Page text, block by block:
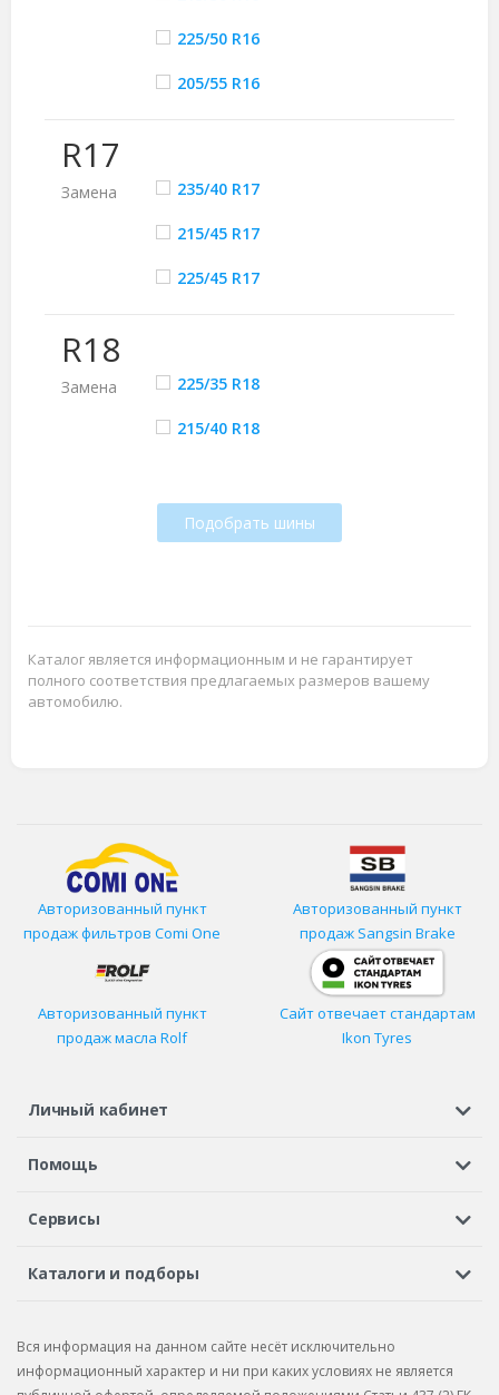
225/50 R16
205/55 R16
R17
Замена 235/40 R17
215/45 R17
225/45 R17
R18
Замена 225/35 R18
215/40 R18
Подобрать шины
Каталог является информационным и не гарантирует
полного соответствия предлагаемых размеров вашему
автомобилю.
Авторизованный пункт
продаж фильтров Comi One
Авторизованный пункт
продаж Sangsin Brake
Авторизованный пункт
продаж масла Rolf
Сайт отвечает стандартам
Ikon Tyres
Личный кабинет
Регистрация или вход
Помощь
Шины в кредит
Сервисы
Автосервисы
Бонусная программа
Рекламации по услугам
Каталоги и подборы
Подбор запчастей
Вся информация на данном сайте несёт исключительно
информационный характер и ни при каких условиях не является